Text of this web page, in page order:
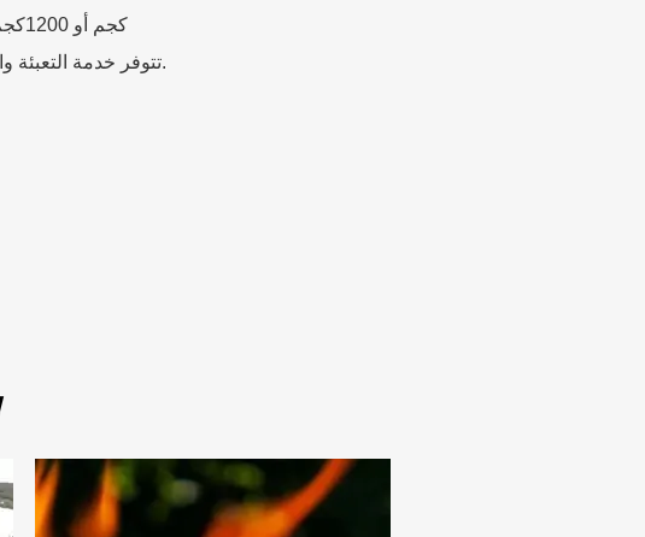
1000كجم أو 1200كجم في كيس كبير
تتوفر خدمة التعبئة والتغليف حسب الطلب.